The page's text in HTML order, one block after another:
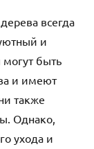
всегда
и
быть
и имеют
также
Однако,
ухода и